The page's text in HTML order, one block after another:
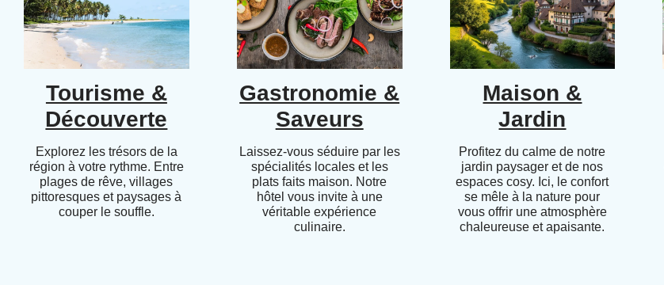
Tourisme &
Découverte
Explorez les trésors de la
région à votre rythme. Entre
plages de rêve, villages
pittoresques et paysages à
couper le souffle.
Gastronomie &
Saveurs
Laissez-vous séduire par les
spécialités locales et les
plats faits maison. Notre
hôtel vous invite à une
véritable expérience
culinaire.
Maison &
Jardin
Profitez du calme de notre
jardin paysager et de nos
espaces cosy. Ici, le confort
se mêle à la nature pour
vous offrir une atmosphère
chaleureuse et apaisante.